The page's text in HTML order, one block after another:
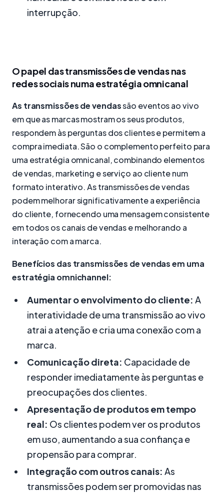
interrupção.
O papel das transmissões de vendas nas
redes sociais numa estratégia omnicanal
As transmissões de vendassão eventos ao vivo
em que as marcas mostram os seus produtos,
respondem às perguntas dos clientes e permitem a
compra imediata. São o complemento perfeito para
uma estratégia omnicanal, combinando elementos
de vendas, marketing e serviço ao cliente num
formato interativo. As transmissões de vendas
podem melhorar significativamente a experiência
do cliente, fornecendo uma mensagem consistente
em todos os canais de vendas e melhorando a
interação com a marca.
Benefícios das transmissões de vendas em uma
estratégia omnichannel:
Aumentar o envolvimento do cliente: A
interatividade de uma transmissão ao vivo
atrai a atenção e cria uma conexão com a
marca.
Comunicação direta: Capacidade de
responder imediatamente às perguntas e
preocupações dos clientes.
Apresentação de produtos em tempo
real: Os clientes podem ver os produtos
em uso, aumentando a sua confiança e
propensão para comprar.
Integração com outros canais: As
transmissões podem ser promovidas nas